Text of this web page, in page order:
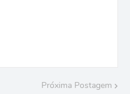
Próxima Postagem